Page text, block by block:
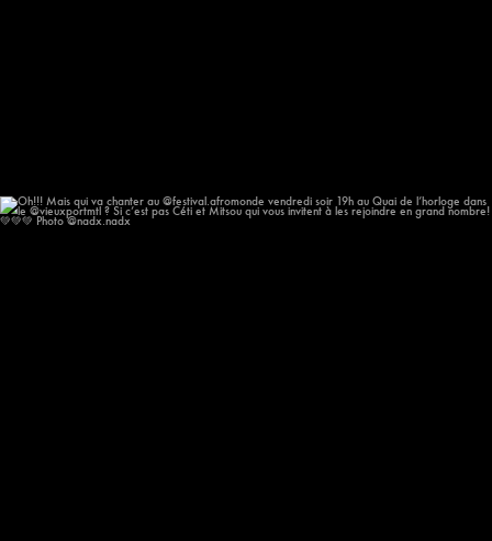
Oh!!! Mais qui va chanter au @festival.afromonde